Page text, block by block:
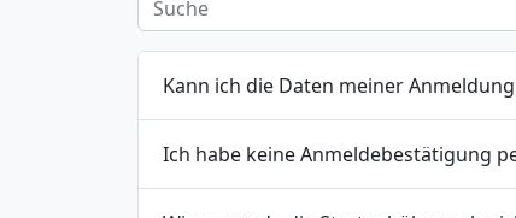
Kann ich die Daten meiner
Ich habe keine Anmeldebestätigung